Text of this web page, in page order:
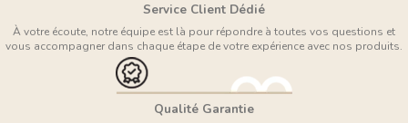
Service Client Dédié
À votre écoute, notre équipe est là pour répondre à toutes vos questions et
vous accompagner dans chaque étape de votre expérience avec nos produits.
Qualité Garantie